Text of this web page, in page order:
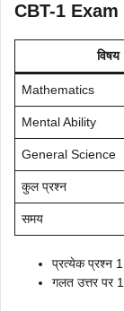
CBT-1
विषय
Mathematics
Mental Ability
General Science
कुल प्रश्न
समय
प्रत्येक प्रश्न
गलत उत्तर पर